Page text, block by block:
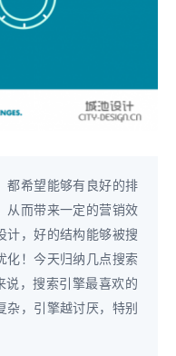
都希望能够有良好的排
从而带来一定的营销效
计，好的结构能够被搜
化！今天归纳几点搜索
，搜索引擎最喜欢的
杂，引擎越讨厌，特别